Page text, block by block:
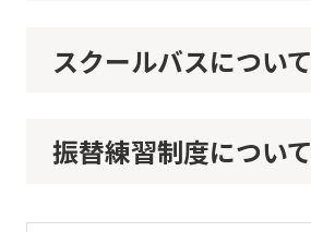
スクールバスについて
振替練習制度について